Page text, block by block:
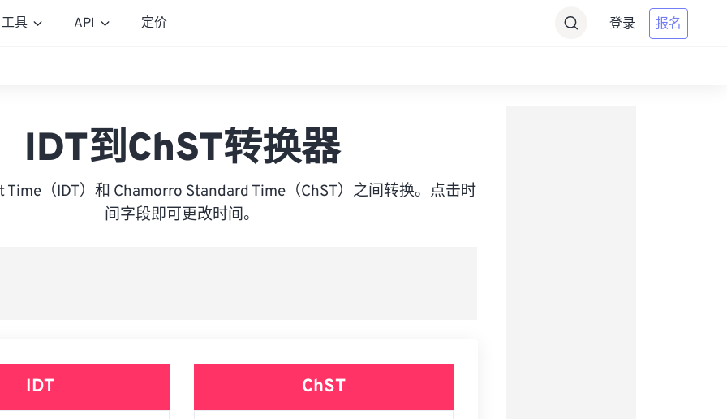
工具 API 定价 登录 报名
IDT到ChST转换器
Time（IDT）和 Chamorro Standard Time（ChST）之间转换。点击时
间字段即可更改时间。
IDT ChST